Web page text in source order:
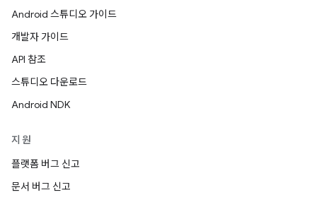
Android 스튜디오 가이드
개발자 가이드
API 참조
스튜디오 다운로드
Android NDK
지원
플랫폼 버그 신고
문서 버그 신고